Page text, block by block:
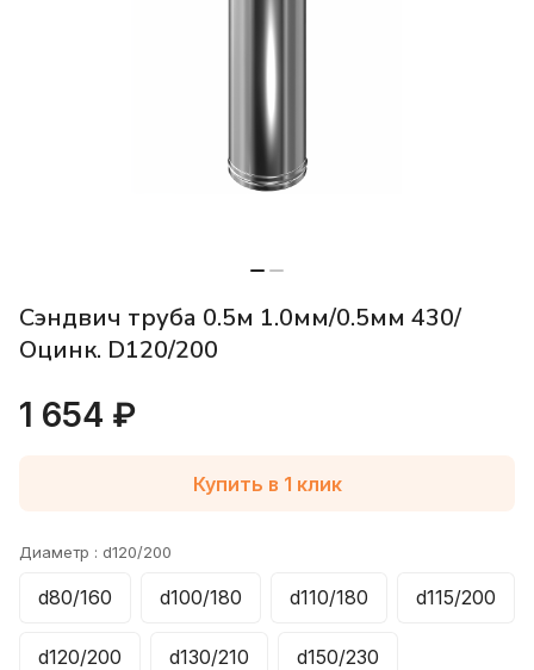
Сэндвич труба 0.5м 1.0мм/0.5мм 430/
Оцинк. D120/200
1 654 ₽
Купить в 1 клик
Диаметр : d120/200
d80/160 d100/180 d110/180 d115/200
d120/200 d130/210 d150/230